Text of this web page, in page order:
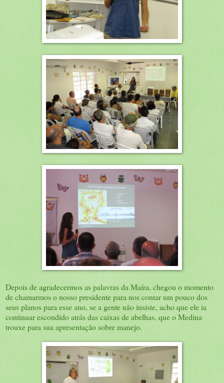
Depois de agradecermos as palavras da Maíra, chegou o momento
de chamarmos o nosso presidente para nos contar um pouco dos
seus planos para esse ano, se a gente não insiste, acho que ele ia
continuar escondido atrás das caixas de abelhas, que o Medina
trouxe para sua apresentação sobre manejo.